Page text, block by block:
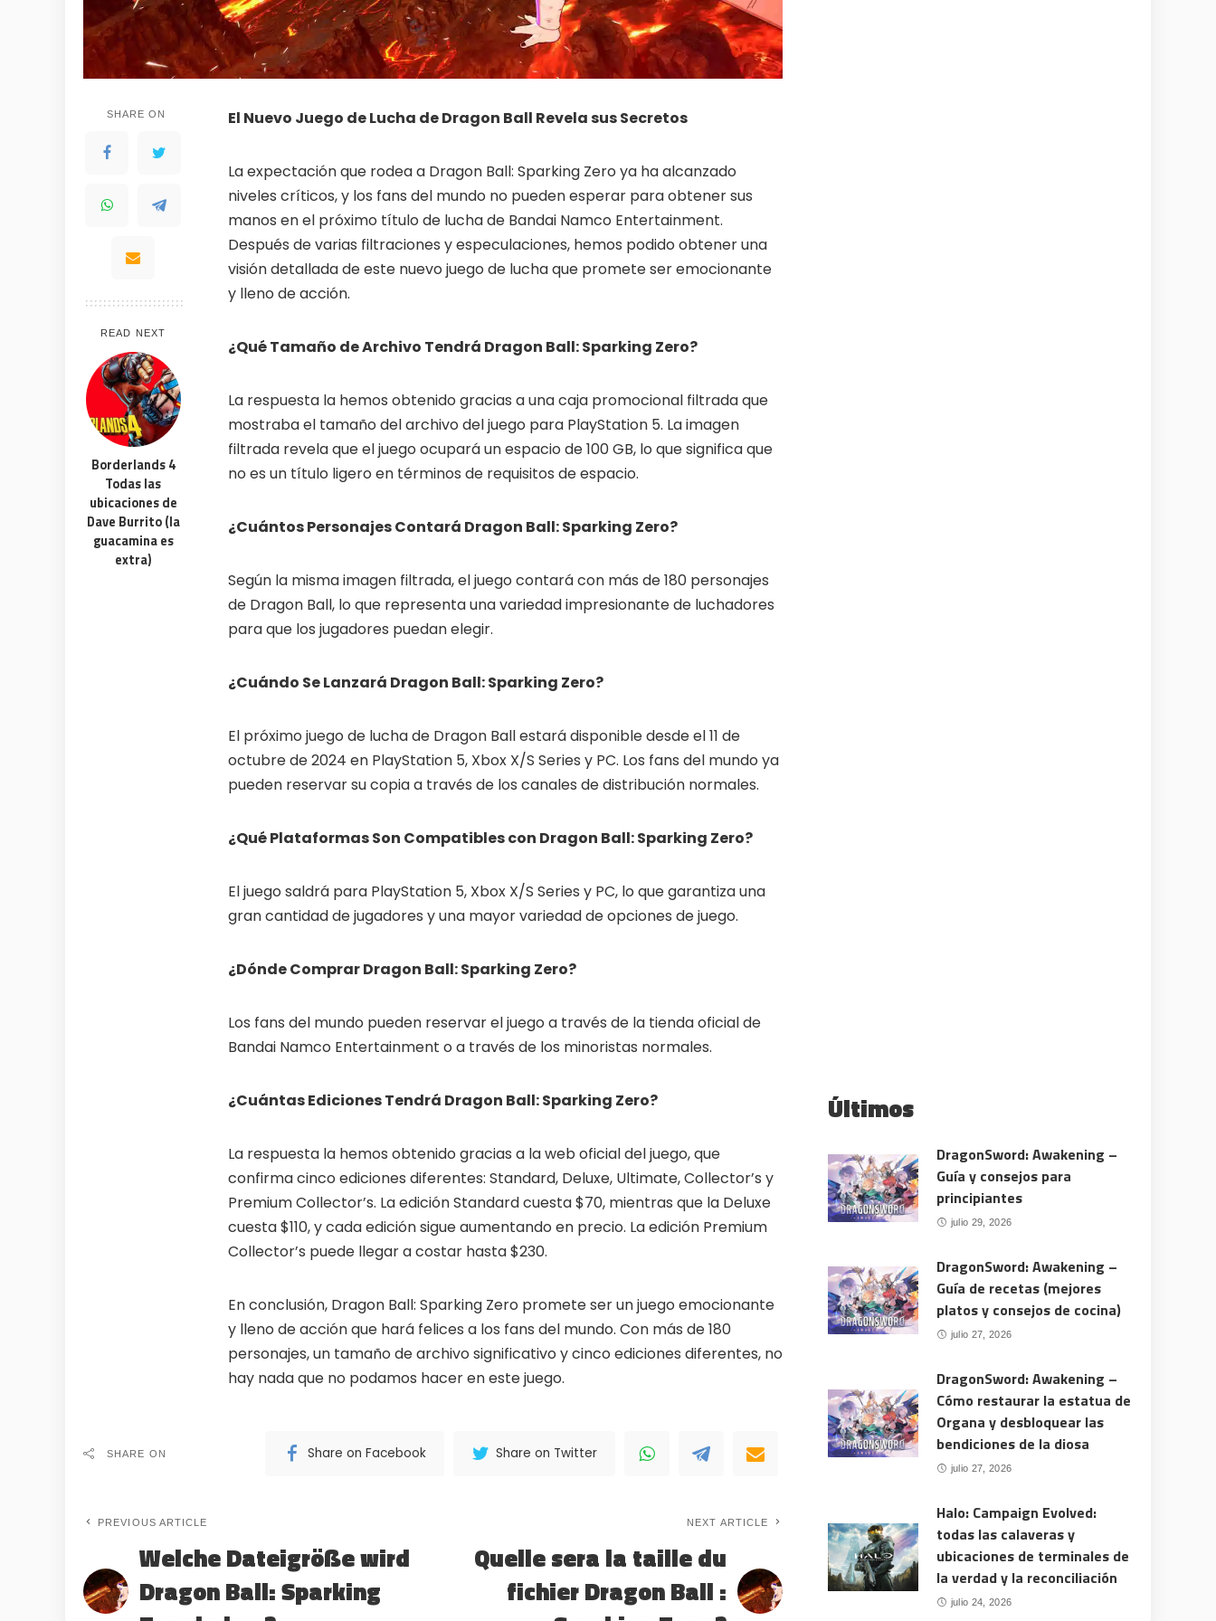
100% FREE to join
No subscription, no credit card required —
Tricks BEFORE website
Get exclusive codes and strategies before
anyone else
Limited-time game codes
Temporary download keys — grab them
Global contests to win full Steam games
Zero Ads • Zero Spam
No promotions, no junk — just pure
gaming content
Instant Telegram Delivery
Everything arrives directly — faster than
websites or email
Members-Only Content
Exclusive guides & secrets never
published anywhere else
Global Community
Join gamers worldwide and get real-time
alerts
SHARE ON
READ NEXT
Borderlands 4
Todas las
ubicaciones de
Dave Burrito (la
guacamina es
extra)
El Nuevo Juego de Lucha de Dragon Ball Revela sus Secretos
La expectación que rodea a Dragon Ball: Sparking Zero ya ha alcanzado
niveles críticos, y los fans del mundo no pueden esperar para obtener sus
manos en el próximo título de lucha de Bandai Namco Entertainment.
Después de varias filtraciones y especulaciones, hemos podido obtener una
visión detallada de este nuevo juego de lucha que promete ser emocionante
y lleno de acción.
¿Qué Tamaño de Archivo Tendrá Dragon Ball: Sparking Zero?
La respuesta la hemos obtenido gracias a una caja promocional filtrada que
mostraba el tamaño del archivo del juego para PlayStation 5. La imagen
filtrada revela que el juego ocupará un espacio de 100 GB, lo que significa que
no es un título ligero en términos de requisitos de espacio.
¿Cuántos Personajes Contará Dragon Ball: Sparking Zero?
Según la misma imagen filtrada, el juego contará con más de 180 personajes
de Dragon Ball, lo que representa una variedad impresionante de luchadores
para que los jugadores puedan elegir.
¿Cuándo Se Lanzará Dragon Ball: Sparking Zero?
El próximo juego de lucha de Dragon Ball estará disponible desde el 11 de
octubre de 2024 en PlayStation 5, Xbox X/S Series y PC. Los fans del mundo ya
pueden reservar su copia a través de los canales de distribución normales.
¿Qué Plataformas Son Compatibles con Dragon Ball: Sparking Zero?
El juego saldrá para PlayStation 5, Xbox X/S Series y PC, lo que garantiza una
gran cantidad de jugadores y una mayor variedad de opciones de juego.
¿Dónde Comprar Dragon Ball: Sparking Zero?
Los fans del mundo pueden reservar el juego a través de la tienda oficial de
Bandai Namco Entertainment o a través de los minoristas normales.
¿Cuántas Ediciones Tendrá Dragon Ball: Sparking Zero?
La respuesta la hemos obtenido gracias a la web oficial del juego, que
confirma cinco ediciones diferentes: Standard, Deluxe, Ultimate, Collector’s y
Premium Collector’s. La edición Standard cuesta $70, mientras que la Deluxe
cuesta $110, y cada edición sigue aumentando en precio. La edición Premium
Collector’s puede llegar a costar hasta $230.
En conclusión, Dragon Ball: Sparking Zero promete ser un juego emocionante
y lleno de acción que hará felices a los fans del mundo. Con más de 180
personajes, un tamaño de archivo significativo y cinco ediciones diferentes, no
hay nada que no podamos hacer en este juego.
SHARE ON Share on Facebook Share on Twitter
PREVIOUS ARTICLE
Welche Dateigröße wird
Dragon Ball: Sparking
NEXT ARTICLE
Quelle sera la taille du
fichier Dragon Ball :
Últimos
DragonSword: Awakening –
Guía y consejos para
principiantes
julio 29, 2026
DragonSword: Awakening –
Guía de recetas (mejores
platos y consejos de cocina)
julio 27, 2026
DragonSword: Awakening –
Cómo restaurar la estatua de
Organa y desbloquear las
bendiciones de la diosa
julio 27, 2026
Halo: Campaign Evolved:
todas las calaveras y
ubicaciones de terminales de
la verdad y la reconciliación
julio 24, 2026